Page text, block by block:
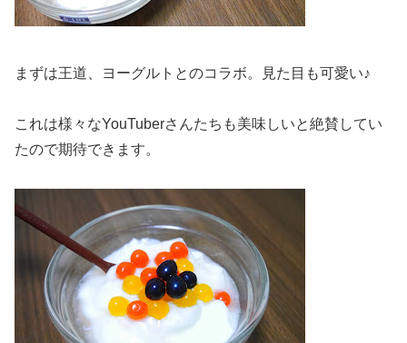
まずは王道、ヨーグルトとのコラボ。見た目も可愛い♪
これは様々なYouTuberさんたちも美味しいと絶賛してい
たので期待できます。